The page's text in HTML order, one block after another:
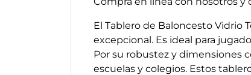
El Tablero de Baloncesto Vidrio
excepcional. Es ideal para
Por su robustez y dimensiones
escuelas y colegios. Estos